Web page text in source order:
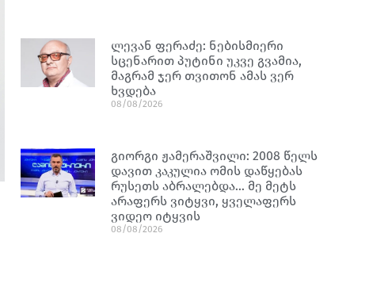
ლევან ფერაძე: ნებისმიერი
სცენარით პუტინი უკვე გვამია,
მაგრამ ჯერ თვითონ ამას ვერ
ხვდება
08/08/2026
გიორგი ჟამერაშვილი: 2008 წელს
დავით კაკულია ომის დაწყებას
რუსეთს აბრალებდა… მე მეტს
არაფერს ვიტყვი, ყველაფერს
ვიდეო იტყვის
08/08/2026